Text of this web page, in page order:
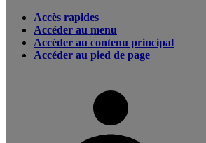
Accès rapides
Accéder au menu
Accéder au contenu principal
Accéder au pied de page